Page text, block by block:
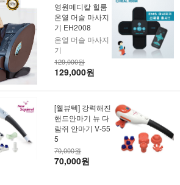
영원메디칼 힐룸
온열 머슬 마사지
기 EH2008
온열 머슬 마사지
기
129,000원
129,000원
[웰뷰텍] 강력해진
핸드안마기 뉴 다
람쥐 안마기 V-55
5
70,000원
70,000원